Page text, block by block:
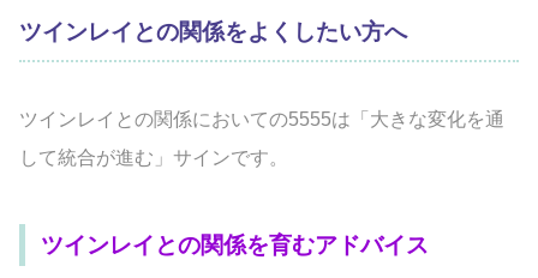
ツインレイとの関係をよくしたい方へ
ツインレイとの関係においての5555は「大きな変化を通
して統合が進む」サインです。
ツインレイとの関係を育むアドバイス